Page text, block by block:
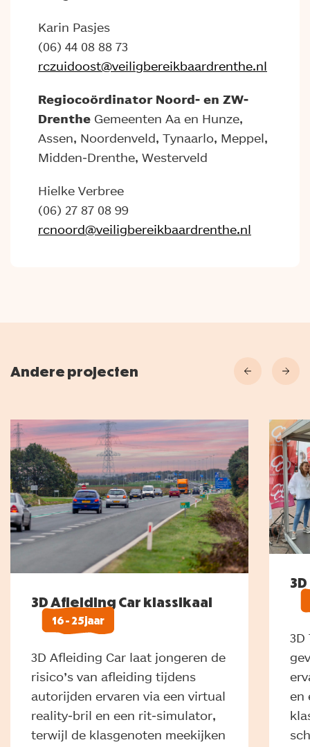
Karin Pasjes
(06) 44 08 88 73
rczuidoost@veiligbereikbaardrenthe.nl
Regiocoördinator Noord- en ZW-
Drenthe Gemeenten Aa en Hunze,
Assen, Noordenveld, Tynaarlo, Meppel,
Midden-Drenthe, Westerveld
Hielke Verbree
(06) 27 87 08 99
rcnoord@veiligbereikbaardrenthe.nl
Andere projecten
3D Afleiding Car klassikaal
16 - 25 jaar
3D Afleiding Car laat jongeren de
risico’s van afleiding tijdens
autorijden ervaren via een virtual
reality-bril en een rit-simulator,
terwijl de klasgenoten meekijken
3D
en